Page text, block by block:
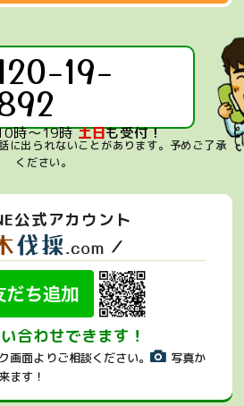
19-
時～19時 土日も受付！
出られないことがあります。 予めご了承
ください。
公式アカウント
／
合わせできます！
画面よりご相談ください。
写真か
ます！